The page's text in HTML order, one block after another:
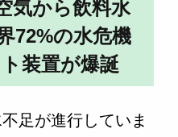
気から飲料水
72%の水危機
装置が爆誕
足が進行していま